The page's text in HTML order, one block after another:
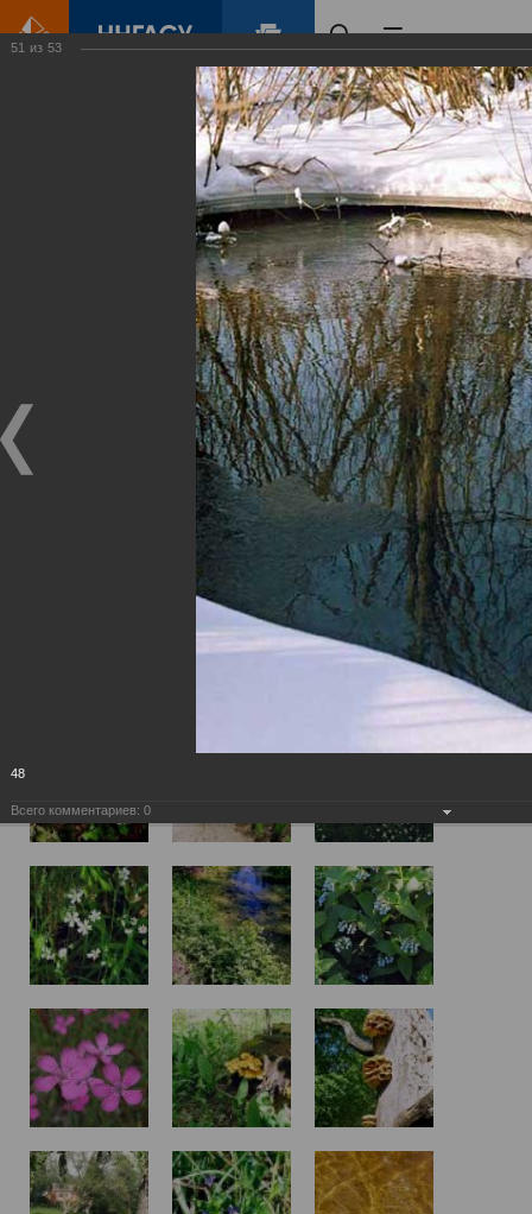
Зеленый Город
Виртуальные
выставки
(фотоальбомы)
51 из 53
48
Всего комментариев: 0